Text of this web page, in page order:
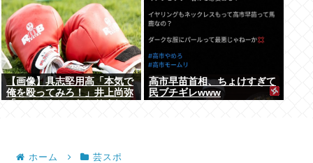
【画像】具志堅用高「本気で
俺を殴ってみろ！」井上尚弥
高市早苗首相、ちょけすぎて
民ブチギレwww
ホーム 芸スポ